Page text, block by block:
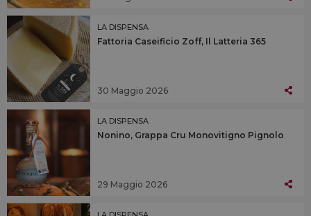
LA DISPENSA
Fattoria Caseificio Zoff, Il Latteria 365
30 Maggio 2026
LA DISPENSA
Nonino, Grappa Cru Monovitigno Pignolo
29 Maggio 2026